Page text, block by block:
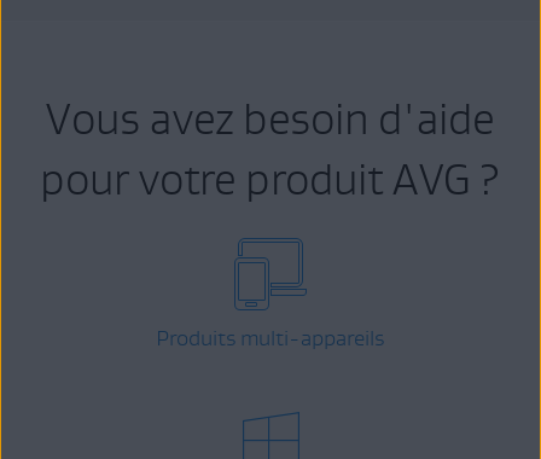
Vous avez besoin d'aide
pour votre produit AVG ?
Produits multi-appareils